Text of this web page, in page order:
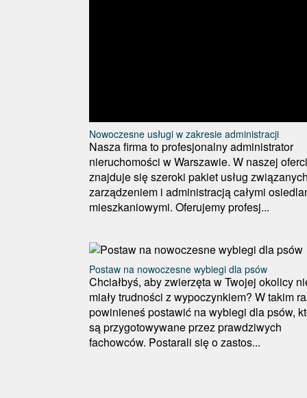
Nowoczesne usługi w zakresie administracji
Nasza firma to profesjonalny administrator
nieruchomości w Warszawie. W naszej
znajduje się szeroki pakiet usług
zarządzeniem i administracją całymi
mieszkaniowymi. Oferujemy profesj...
Postaw na nowoczesne wybiegi dla psów
Chciałbyś, aby zwierzęta w Twojej okolicy
miały trudności z wypoczynkiem? W takim
powinieneś postawić na wybiegi dla psów,
są przygotowywane przez prawdziwych
fachowców. Postarali się o zastos...